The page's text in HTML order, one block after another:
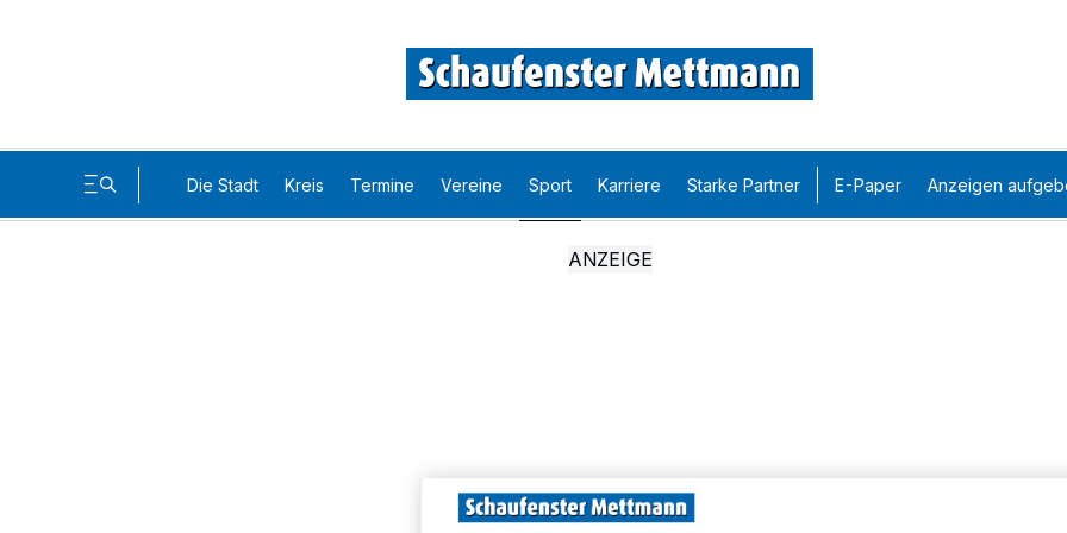
Die Stadt Kreis Termine Vereine Sport Karriere Starke Partner E-Paper Anzeigen